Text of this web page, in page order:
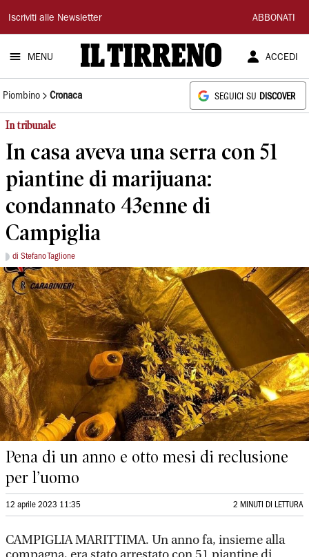
Il
Tirreno
Iscriviti alle Newsletter ABBONATI
MENU ACCEDI
Piombino Cronaca SEGUICI SU DISCOVER
In tribunale
In casa aveva una serra con 51
piantine di marijuana:
condannato 43enne di
Campiglia
di Stefano Taglione
Pena di un anno e otto mesi di reclusione
per l’uomo
12 aprile 2023 11:35 2 MINUTI DI LETTURA
CAMPIGLIA MARITTIMA. Un anno fa, insieme alla